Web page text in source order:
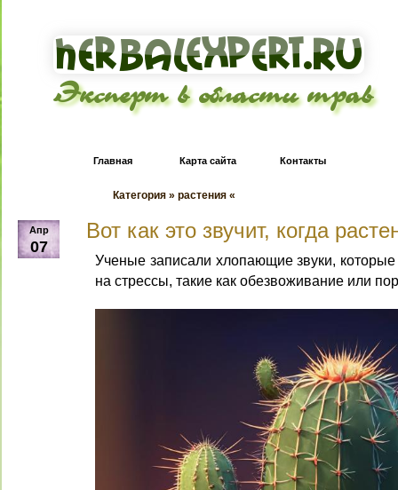
Эксперт в области трав
Главная Карта сайта Контакты
Категория » растения «
Апр
07
Вот как это звучит, когда
Ученые записали хлопающие звуки, которые
на стрессы, такие как обезвоживание или